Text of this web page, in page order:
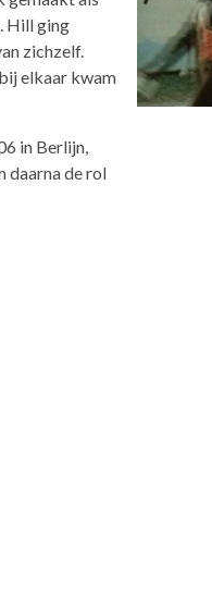
Hill ging
zichzelf.
elkaar kwam
in Berlijn,
daarna de rol